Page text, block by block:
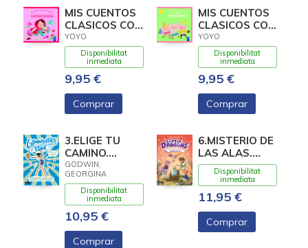
MIS CUENTOS
CLASICOS CON
TEXTURAS.
CAPERUCITA
ROJA
YOYO
Disponibilitat
inmediata
9,95 €
Comprar
MIS CUENTOS
CLASICOS CON
TEXTURAS.
LOS TRES
CERDIT
YOYO
Disponibilitat
inmediata
9,95 €
Comprar
3.ELIGE TU
CAMINO.
(GYMNASTICS
STAR)
GODWIN,
GEORGINA
Disponibilitat
inmediata
10,95 €
Comprar
6.MISTERIO DE
LAS ALAS.
(LITTLE
DRAGONS)
Disponibilitat
inmediata
11,95 €
Comprar